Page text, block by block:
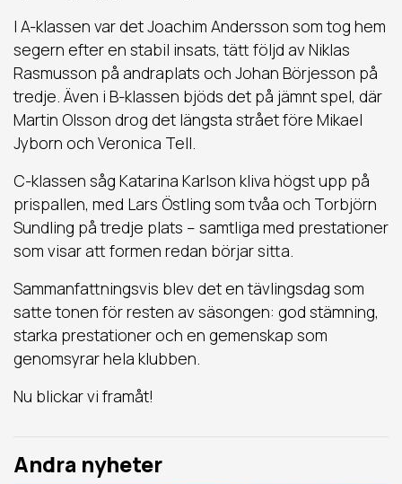
I A-klassen var det Joachim Andersson som tog hem
segern efter en stabil insats, tätt följd av Niklas
Rasmusson på andraplats och Johan Börjesson på
tredje. Även i B-klassen bjöds det på jämnt spel, där
Martin Olsson drog det längsta strået före Mikael
Jyborn och Veronica Tell.
C-klassen såg Katarina Karlson kliva högst upp på
prispallen, med Lars Östling som tvåa och Torbjörn
Sundling på tredje plats – samtliga med prestationer
som visar att formen redan börjar sitta.
Sammanfattningsvis blev det en tävlingsdag som
satte tonen för resten av säsongen: god stämning,
starka prestationer och en gemenskap som
genomsyrar hela klubben.
Nu blickar vi framåt!
Andra nyheter